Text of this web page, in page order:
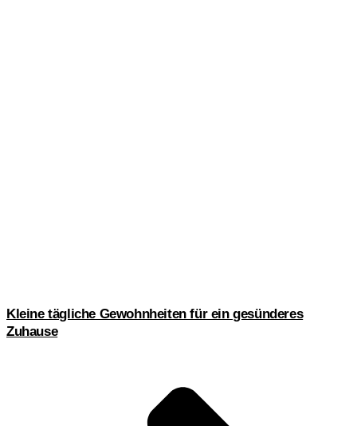
Kleine tägliche Gewohnheiten für ein gesünderes
Zuhause